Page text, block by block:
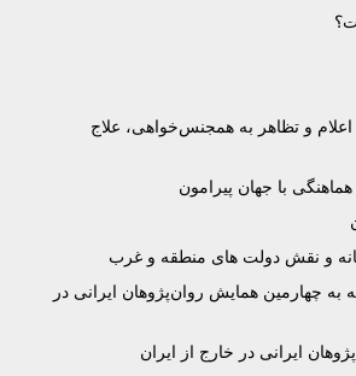
و تظاهر به همجنس‌خواهی، علاج
با جهان پیرامون
و نقش دولت های منطقه و غرب
به چهارمین همایش روان‌پژوهان ایرانی در
ایرانی در خارج از ایران